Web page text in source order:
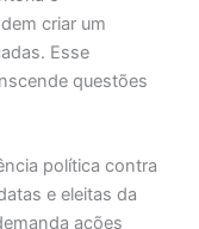
criar um
Esse
questões
política contra
e eleitas da
ações